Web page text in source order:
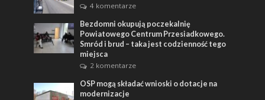
4 komentarze
Bezdomni okupują poczekalnię
Powiatowego Centrum Przesiadkowego.
Smród i brud – taka jest codzienność tego
miejsca
2 komentarze
OSP mogą składać wnioski o dotacje na
modernizacje